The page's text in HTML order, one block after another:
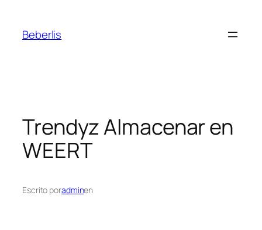
Beberlis
TrendyzAlmacenar en
WEERT
Escrito poradminen